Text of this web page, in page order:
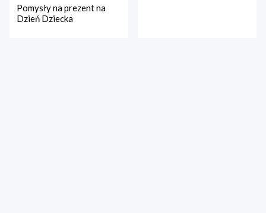
Pomysły na prezent na
Dzień Dziecka